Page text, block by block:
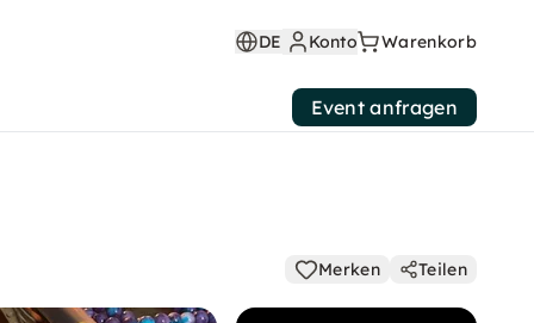
DE Konto Warenkorb
Event anfragen
Merken Teilen